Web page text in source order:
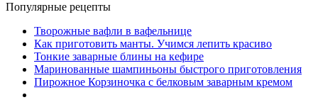
Популярные рецепты
Творожные вафли в вафельнице
Как приготовить манты. Учимся лепить красиво
Тонкие заварные блины на кефире
Маринованные шампиньоны быстрого приготовления
Пирожное Корзиночка с белковым заварным кремом